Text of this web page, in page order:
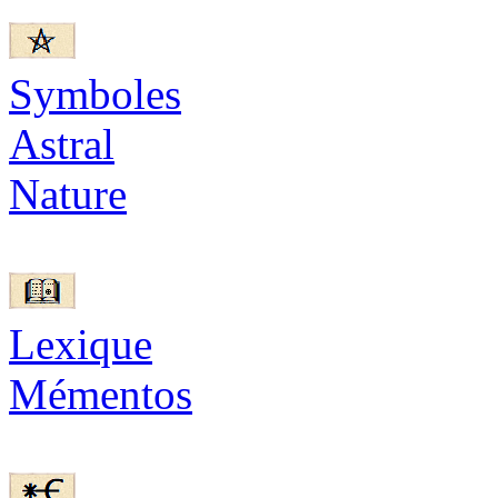
Symboles
Astral
Nature
Lexique
Mémentos